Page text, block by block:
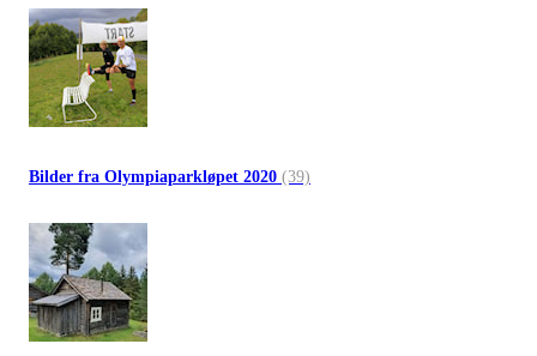
Bilder fra Olympiaparkløpet 2020 (39)